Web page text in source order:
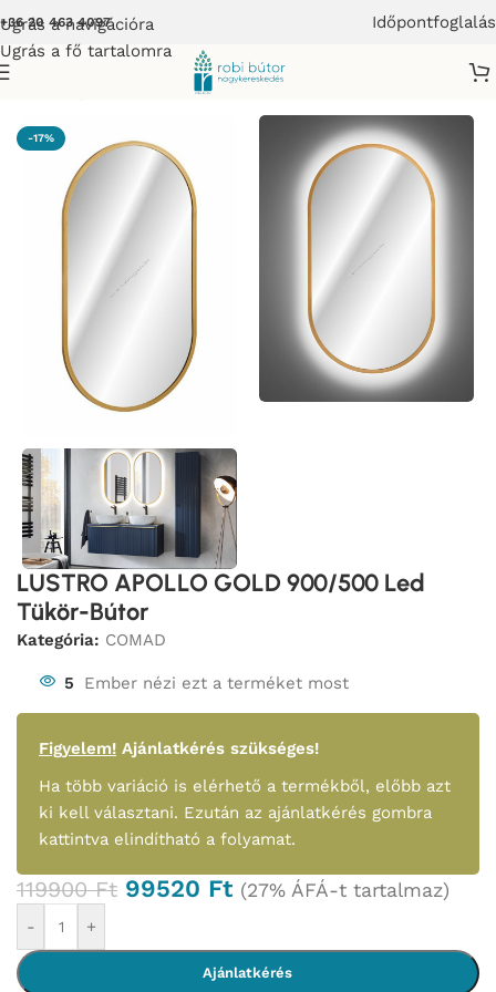
Ugrás a navigációra
Ugrás a fő tartalomra
+36 20 463 4097 Időpontfoglalás
-17%
LUSTRO APOLLO GOLD 900/500 Led
Tükör-Bútor
Kategória: COMAD
5 Ember nézi ezt a terméket most
Figyelem! Ajánlatkérés szükséges!
Ha több variáció is elérhető a termékből, előbb azt
ki kell választani. Ezután az ajánlatkérés gombra
kattintva elindítható a folyamat.
119900Ft 99520 Ft (27% ÁFÁ-t tartalmaz)
- +
Ajánlatkérés